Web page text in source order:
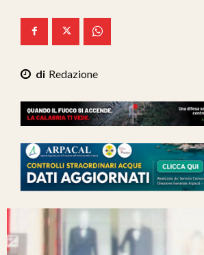
Mix Zone
Redazione